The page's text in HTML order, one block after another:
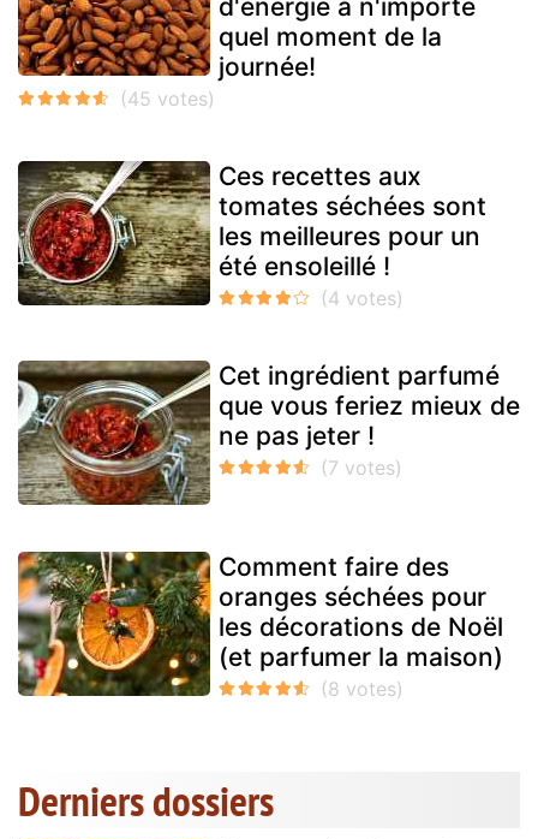
d'énergie à n'importe
quel moment de la
journée!
Ces recettes aux
tomates séchées sont
les meilleures pour un
été ensoleillé !
Cet ingrédient parfumé
que vous feriez mieux de
ne pas jeter !
Comment faire des
oranges séchées pour
les décorations de Noël
(et parfumer la maison)
Derniers dossiers